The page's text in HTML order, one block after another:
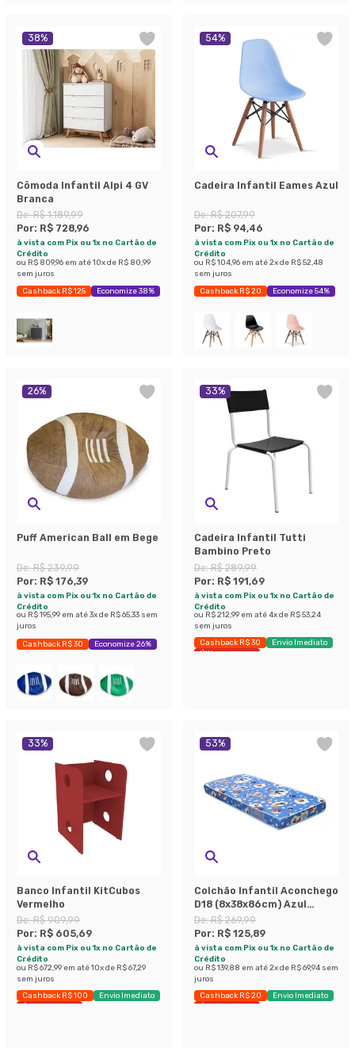
38%
Cômoda Infantil Alpi 4 GV
Branca
De:R$ 1.189,99
Por: R$ 728,96
à vista com Pix ou 1x no Cartão de
Crédito
ou R$ 809,96 em até10x de R$ 80,99
sem juros
Cashback R$ 125 Economize 38%
54%
Cadeira Infantil Eames Azul
De:R$ 207,99
Por: R$ 94,46
à vista com Pix ou 1x no Cartão de
Crédito
ou R$ 104,96 em até2x de R$ 52,48
sem juros
Cashback R$ 20 Economize 54%
26%
Puff American Ball em Bege
De:R$ 239,99
Por: R$ 176,39
à vista com Pix ou 1x no Cartão de
Crédito
ou R$ 195,99 em até3x de R$ 65,33 sem
juros
Cashback R$ 30 Economize 26%
33%
Cadeira Infantil Tutti
Bambino Preto
De:R$ 289,99
Por: R$ 191,69
à vista com Pix ou 1x no Cartão de
Crédito
ou R$ 212,99 em até4x de R$ 53,24
sem juros
Cashback R$ 30
Envio Imediato
Últimas peças
33%
Banco Infantil KitCubos
Vermelho
De:R$ 909,99
Por: R$ 605,69
à vista com Pix ou 1x no Cartão de
Crédito
ou R$ 672,99 em até10x de R$ 67,29
sem juros
Cashback R$ 100
Envio Imediato
Últimas peças
53%
Colchão Infantil Aconchego
D18 (8x38x86cm) Azul
Estampado
De:R$ 269,99
Por: R$ 125,89
à vista com Pix ou 1x no Cartão de
Crédito
ou R$ 139,88 em até2x de R$ 69,94 sem
juros
Cashback R$ 20
Envio Imediato
Últimas peças